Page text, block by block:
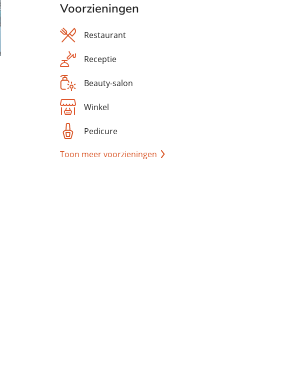
Voorzieningen
Restaurant
Receptie
Beauty-salon
Winkel
Pedicure
Toon meer voorzieningen